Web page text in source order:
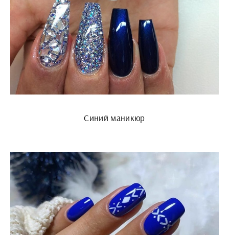
Синий маникюр